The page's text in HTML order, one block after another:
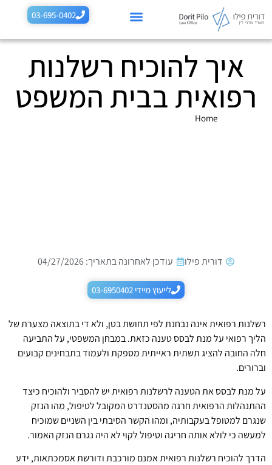
03-695-0402
איך להוכיח רשלנות
רפואית בבית המשפט
Home
דורית פילו עודכן לאחרונה בתאריך: 04/27/2026
לייעוץ מיידי 03-6950402
רשלנות רפואית אינה נבחנת לפי תחושת בטן, ולא די בתוצאה מצערת של
הליך רפואי על מנת לבסס טענה כזאת. במבחן המשפטי, על התביעה
חלה החובה להציג תשתית ראייתית מספקת ולעמוד בתבחינים קבועים
וברורים.
על מנת לבסס את הטענה לרשלנות רפואית יש להסביר ולהוכיח כיצד
ההתנהלות הרפואית חרגה מהסטנדרט המקובל לטיפול, מהו הנזק
שנגרם למטופל בעקבותיה, ומהו הקשר הסיבתי בין השניים שמוכיח
למעשה כי לולא אותה חריגה וטיפול לקוי לא היה נגרם הנזק האמור.
הדרך להוכיח רשלנות רפואית אמנם מורכבת ודורשת אסמכתאות, ידע